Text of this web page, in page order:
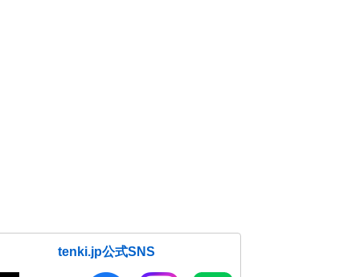
tenki.jp公式SNS